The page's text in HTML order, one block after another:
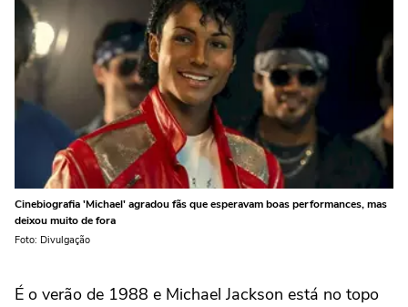
Cinebiografia 'Michael' agradou fãs que esperavam boas performances, mas
deixou muito de fora
Foto: Divulgação
É o verão de 1988 e Michael Jackson está no topo